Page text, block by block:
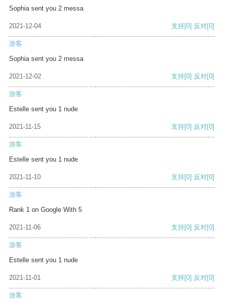
Sophia sent you 2 messa
2021-12-04 支持[0] 反对[0]
游客
Sophia sent you 2 messa
2021-12-02 支持[0] 反对[0]
游客
Estelle sent you 1 nude
2021-11-15 支持[0] 反对[0]
游客
Estelle sent you 1 nude
2021-11-10 支持[0] 反对[0]
游客
Rank 1 on Google With 5
2021-11-06 支持[0] 反对[0]
游客
Estelle sent you 1 nude
2021-11-01 支持[0] 反对[0]
游客